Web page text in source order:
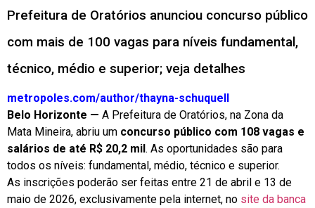
Prefeitura de Oratórios anunciou concurso público
com mais de 100 vagas para níveis fundamental,
técnico, médio e superior; veja detalhes
metropoles.com/author/thayna-schuquell
Belo Horizonte — A Prefeitura de Oratórios, na Zona da
Mata Mineira, abriu um concurso público com 108 vagas e
salários de até R$ 20,2 mil. As oportunidades são para
todos os níveis: fundamental, médio, técnico e superior.
As inscrições poderão ser feitas entre 21 de abril e 13 de
maio de 2026, exclusivamente pela internet, no site da banca